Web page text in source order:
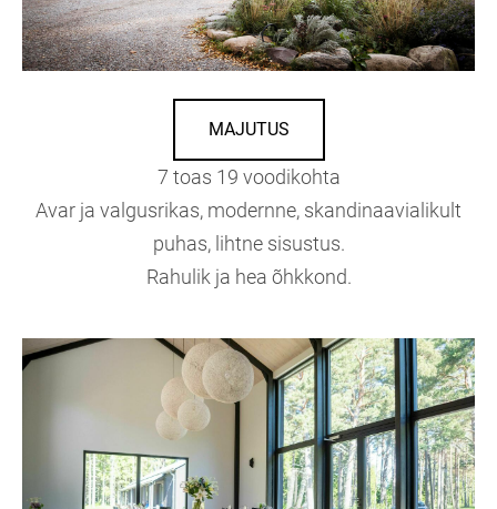
MAJUTUS
7 toas 19 voodikohta
Avar ja valgusrikas, modernne, skandinaavialikult
puhas, lihtne sisustus.
Rahulik ja hea õhkkond.